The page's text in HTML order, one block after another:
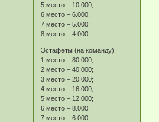
5 место – 10.000;
6 место – 6.000;
7 место – 5.000;
8 место – 4.000.
Эстафеты (на команду)
1 место – 80.000;
2 место – 40.000;
3 место – 20.000;
4 место – 16.000;
5 место – 12.000;
6 место – 8.000;
7 место – 6.000;